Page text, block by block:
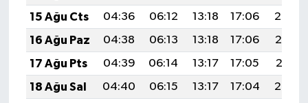
15 Ağu Cts
04:36 06:12 13:18 17:06
20:14
16 Ağu Paz
04:38 06:13 13:18 17:06
20:12
17 Ağu Pts
04:39 06:14 13:17 17:05
20:11
18 Ağu Sal
04:40 06:15 13:17 17:04
20:10